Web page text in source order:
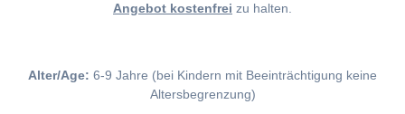
Angebot kostenfrei zu halten.
Alter/Age: 6-9 Jahre (bei Kindern mit Beeinträchtigung keine
Altersbegrenzung)